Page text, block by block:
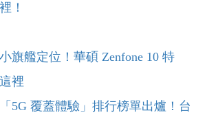
！
旗艦定位！華碩 Zenfone 10 特
裡
5G 覆蓋體驗」排行榜單出爐！台